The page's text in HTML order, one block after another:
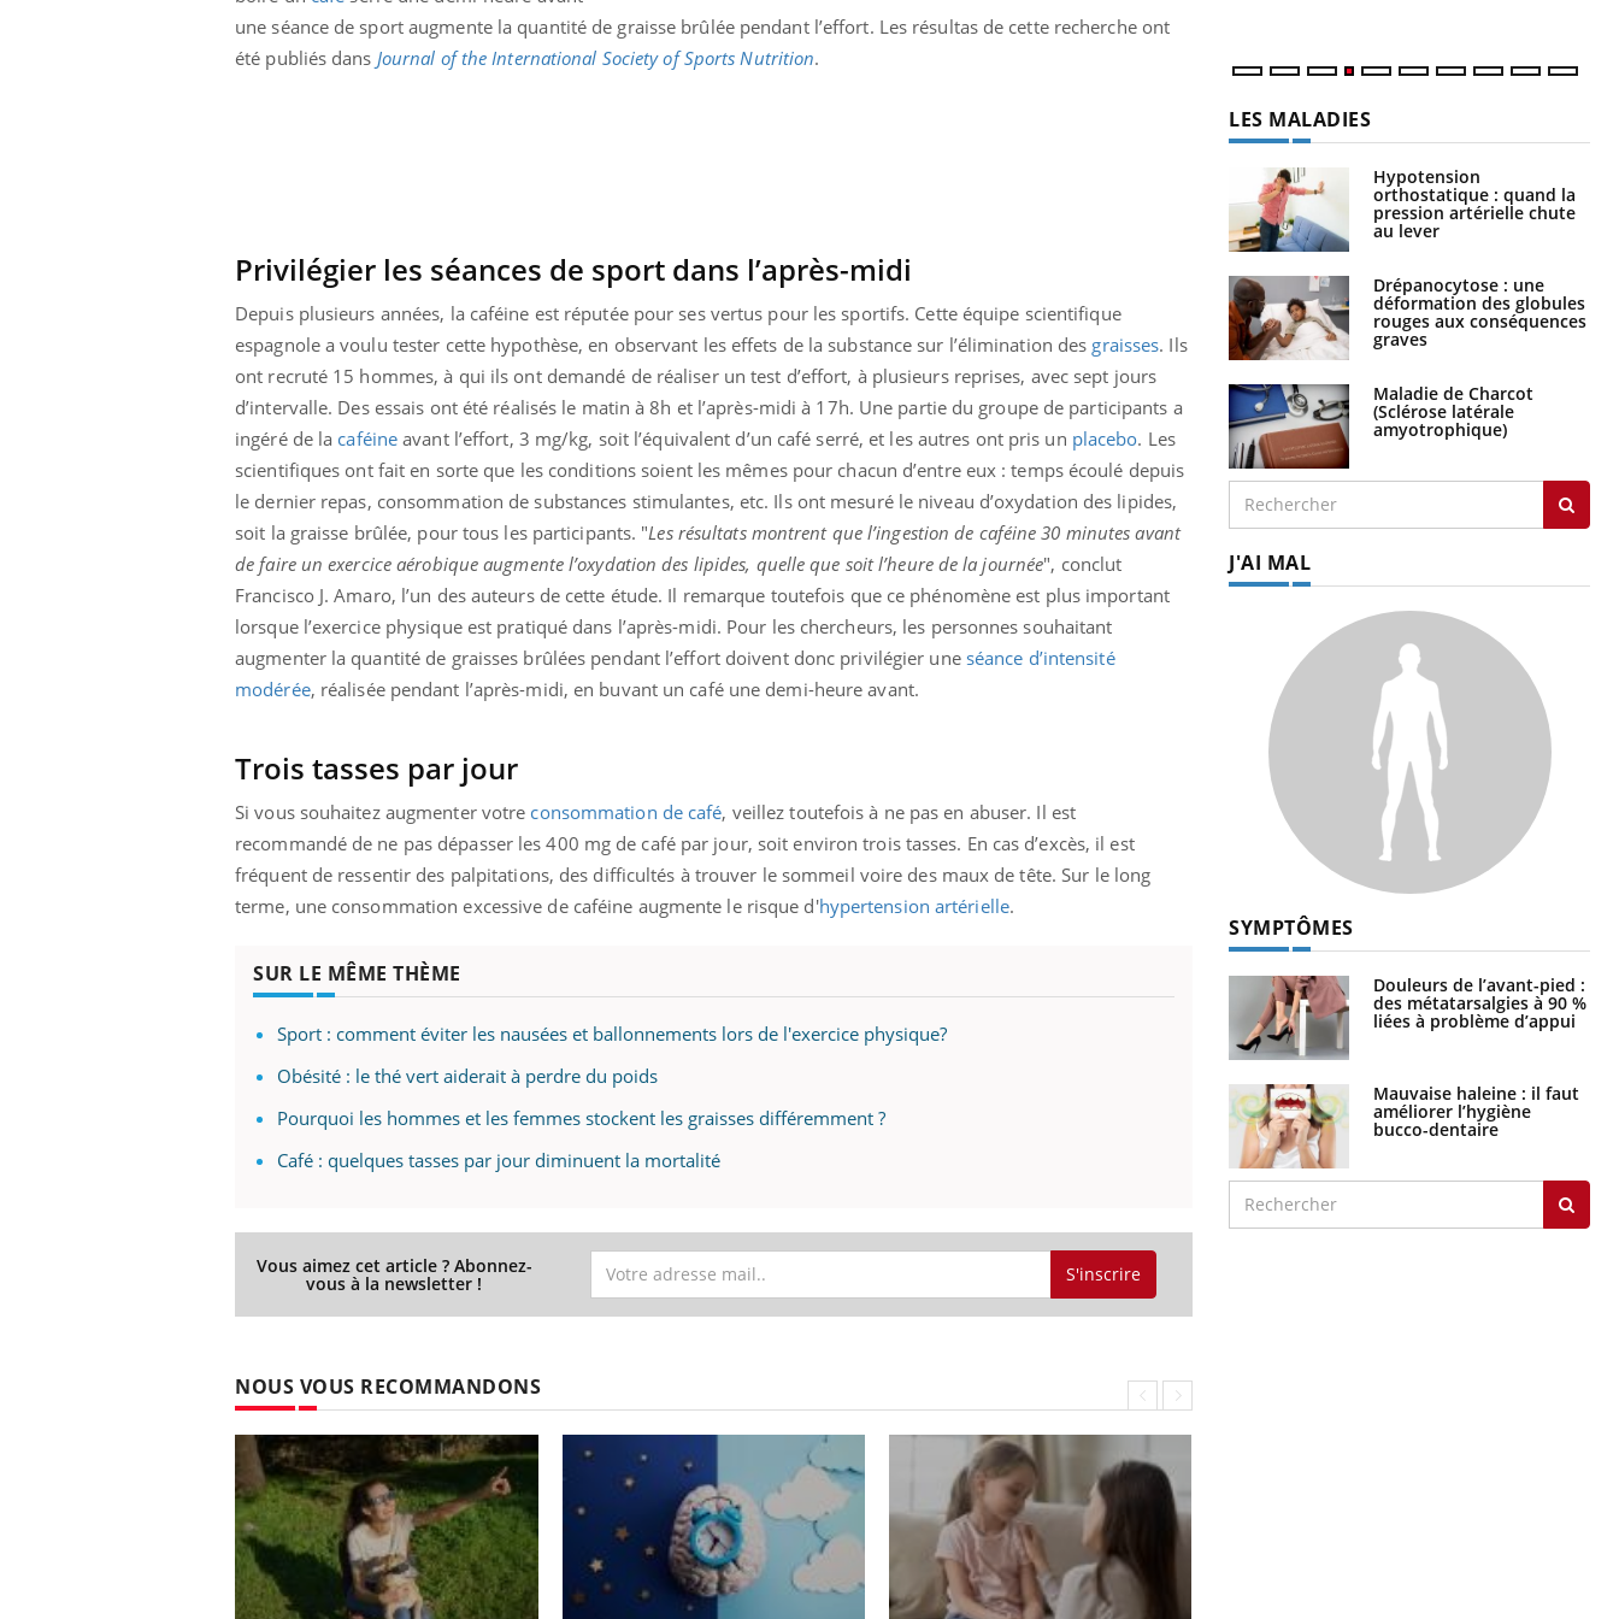
une séance de sport augmente la quantité de graisse brûlée pendant l’effort. Les résultas de cette recherche ont
été publiés dans Journal of the International Society of Sports Nutrition.
Privilégier les séances de sport dans l’après-midi
Depuis plusieurs années, la caféine est réputée pour ses vertus pour les sportifs. Cette équipe scientifique
espagnole a voulu tester cette hypothèse, en observant les effets de la substance sur l’élimination des graisses. Ils
ont recruté 15 hommes, à qui ils ont demandé de réaliser un test d’effort, à plusieurs reprises, avec sept jours
d’intervalle. Des essais ont été réalisés le matin à 8h et l’après-midi à 17h. Une partie du groupe de participants a
ingéré de la caféine avant l’effort, 3 mg/kg, soit l’équivalent d’un café serré, et les autres ont pris un placebo. Les
scientifiques ont fait en sorte que les conditions soient les mêmes pour chacun d’entre eux : temps écoulé depuis
le dernier repas, consommation de substances stimulantes, etc. Ils ont mesuré le niveau d’oxydation des lipides,
soit la graisse brûlée, pour tous les participants. "Les résultats montrent que l’ingestion de caféine 30 minutes avant
de faire un exercice aérobique augmente l’oxydation des lipides, quelle que soit l’heure de la journée", conclut
Francisco J. Amaro, l’un des auteurs de cette étude. Il remarque toutefois que ce phénomène est plus important
lorsque l’exercice physique est pratiqué dans l’après-midi. Pour les chercheurs, les personnes souhaitant
augmenter la quantité de graisses brûlées pendant l’effort doivent donc privilégier une séance d’intensité
modérée, réalisée pendant l’après-midi, en buvant un café une demi-heure avant.
Trois tasses par jour
Si vous souhaitez augmenter votre consommation de café, veillez toutefois à ne pas en abuser. Il est
recommandé de ne pas dépasser les 400 mg de café par jour, soit environ trois tasses. En cas d’excès, il est
fréquent de ressentir des palpitations, des difficultés à trouver le sommeil voire des maux de tête. Sur le long
terme, une consommation excessive de caféine augmente le risque d'hypertension artérielle.
SUR LE MÊME THÈME
Sport : comment éviter les nausées et ballonnements lors de l'exercice physique?
Obésité : le thé vert aiderait à perdre du poids
Pourquoi les hommes et les femmes stockent les graisses différemment ?
Café : quelques tasses par jour diminuent la mortalité
Vous aimez cet article ? Abonnez-
vous à la newsletter ! S'inscrire
NOUS VOUS RECOMMANDONS
LES MALADIES
Hypotension
orthostatique : quand la
pression artérielle chute
au lever
Drépanocytose : une
déformation des globules
rouges aux conséquences
graves
Maladie de Charcot
(Sclérose latérale
amyotrophique)
J'AI MAL
SYMPTÔMES
Douleurs de l’avant-pied :
des métatarsalgies à 90 %
liées à problème d’appui
Mauvaise haleine : il faut
améliorer l’hygiène
bucco-dentaire